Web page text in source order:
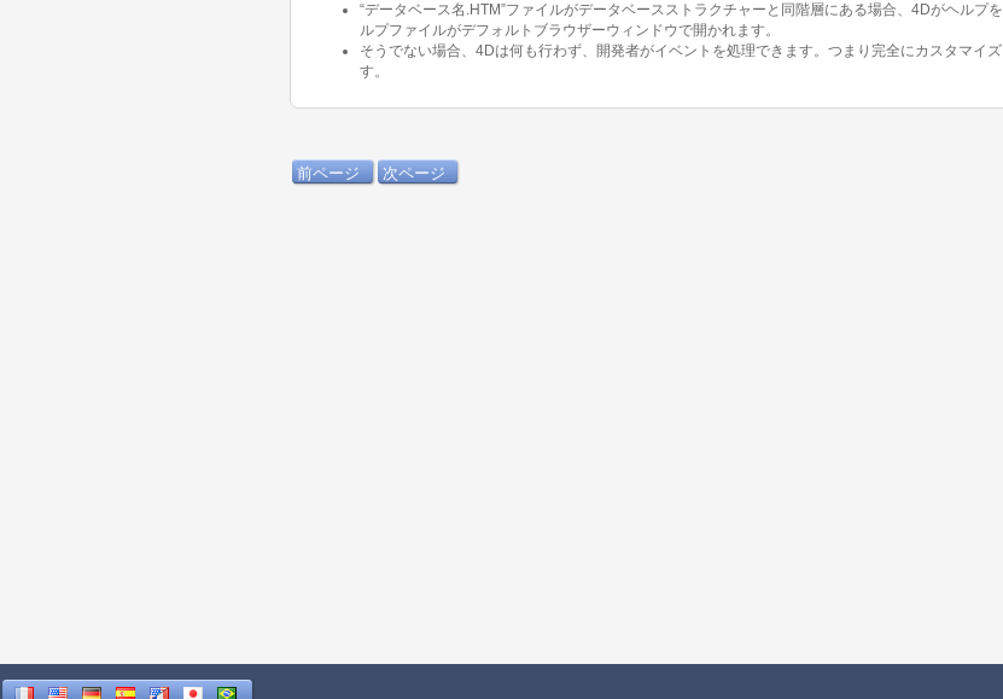
“データベース名.HTM”ファイルがデータベースストラクチャーと同階層にある場合、4Dがヘルプ
ルプファイルがデフォルトブラウザーウィンドウで開かれます。
そうでない場合、4Dは何も行わず、開発者がイベントを処理できます。つまり完全にカスタマイ
す。
前ページ 次ページ